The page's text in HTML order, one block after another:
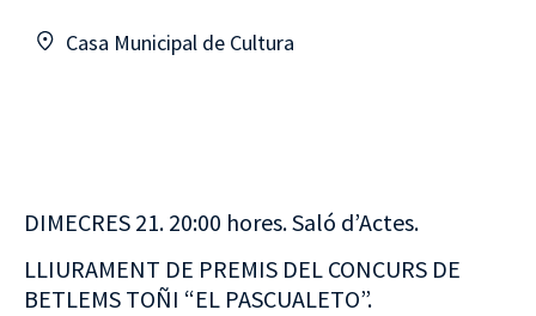
Casa Municipal de Cultura
DIMECRES 21. 20:00 hores. Saló d’Actes.
LLIURAMENT DE PREMIS DEL CONCURS DE
BETLEMS TOÑI “EL PASCUALETO”.